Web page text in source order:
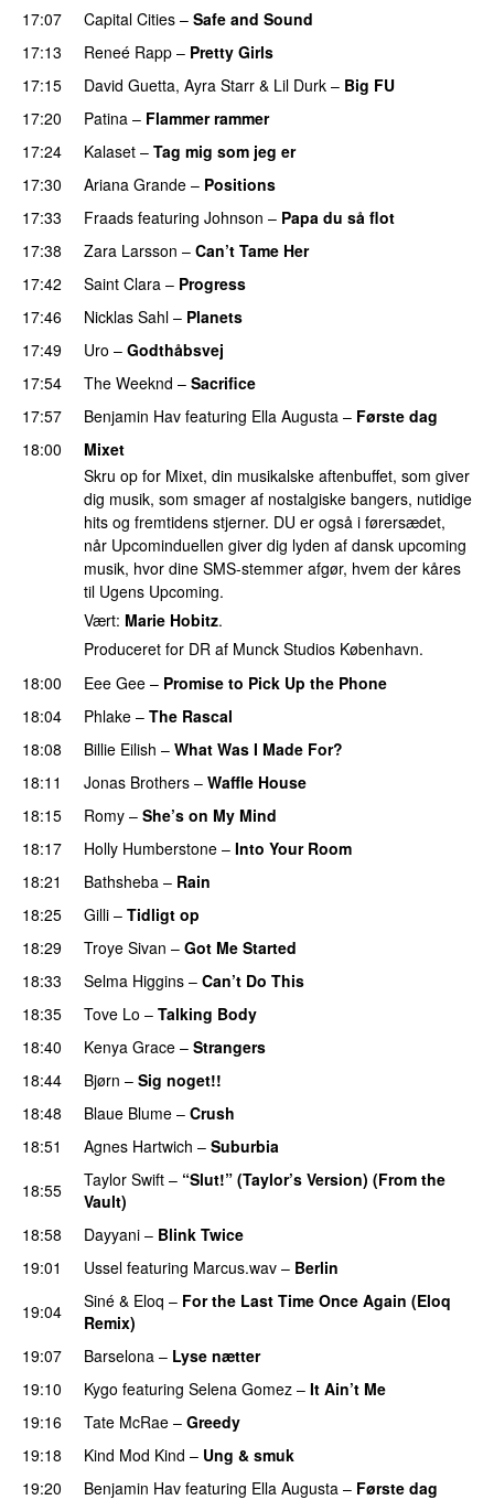
17:07 Capital Cities – Safe and Sound
17:13
Reneé Rapp – Pretty Girls
17:15
David Guetta, Ayra Starr & Lil Durk – Big FU
17:20 Patina – Flammer rammer
17:24 Kalaset – Tag mig som jeg er
17:30 Ariana Grande – Positions
17:33
Fraads featuring Johnson – Papa du så flot
17:38 Zara Larsson – Can’t Tame Her
17:42
Saint Clara – Progress
17:46
Nicklas Sahl – Planets
17:49
Uro – Godthåbsvej
17:54
The Weeknd – Sacrifice
17:57
Benjamin Hav featuring Ella Augusta – Første dag
18:00
Mixet
Skru op for Mixet, din musikalske aftenbuffet, som giver
dig musik, som smager af nostalgiske bangers, nutidige
hits og fremtidens stjerner. DU er også i førersædet,
når Upcominduellen giver dig lyden af dansk upcoming
musik, hvor dine SMS-stemmer afgør, hvem der kåres
til Ugens Upcoming.
Vært: Marie Hobitz.
Produceret for DR af Munck Studios København.
18:00
Eee Gee – Promise to Pick Up the Phone
18:04
Phlake – The Rascal
18:08
Billie Eilish – What Was I Made For?
18:11 Jonas Brothers – Waffle House
18:15 Romy – She’s on My Mind
18:17 Holly Humberstone – Into Your Room
18:21
Bathsheba – Rain
18:25 Gilli – Tidligt op
18:29 Troye Sivan – Got Me Started
18:33 Selma Higgins – Can’t Do This
18:35
Tove Lo – Talking Body
18:40
Kenya Grace – Strangers
18:44 Bjørn – Sig noget!!
18:48
Blaue Blume – Crush
18:51 Agnes Hartwich – Suburbia
18:55
Taylor Swift – “Slut!” (Taylor’s Version) (From the
Vault)
18:58
Dayyani – Blink Twice
19:01 Ussel featuring Marcus.wav – Berlin
19:04
Siné & Eloq – For the Last Time Once Again (Eloq
Remix)
19:07
Barselona – Lyse nætter
19:10
Kygo featuring Selena Gomez – It Ain’t Me
19:16
Tate McRae – Greedy
19:18
Kind Mod Kind – Ung & smuk
19:20
Benjamin Hav featuring Ella Augusta – Første dag